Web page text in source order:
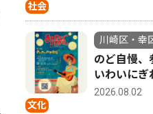
川崎区・幸区
音訳ボランティア
崎市で養成講座開催
社会
文化
川崎区・幸
のど自慢
いわいにぎ
2026.08.02